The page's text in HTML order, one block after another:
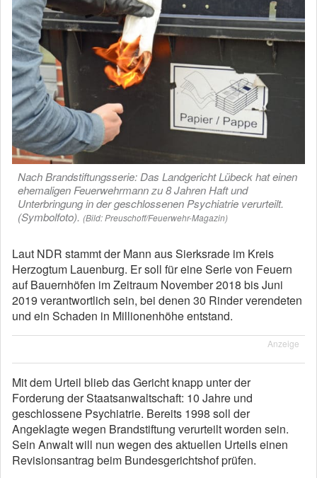
Nach Brandstiftungsserie: Das Landgericht Lübeck hat einen
ehemaligen Feuerwehrmann zu 8 Jahren Haft und
Unterbringung in der geschlossenen Psychiatrie verurteilt.
(Symbolfoto). (Bild: Preuschoff/Feuerwehr-Magazin)
Laut NDR stammt der Mann aus Sierksrade im Kreis
Herzogtum Lauenburg. Er soll für eine Serie von Feuern
auf Bauernhöfen im Zeitraum November 2018 bis Juni
2019 verantwortlich sein, bei denen 30 Rinder verendeten
und ein Schaden in Millionenhöhe entstand.
Anzeige
Mit dem Urteil blieb das Gericht knapp unter der
Forderung der Staatsanwaltschaft: 10 Jahre und
geschlossene Psychiatrie. Bereits 1998 soll der
Angeklagte wegen Brandstiftung verurteilt worden sein.
Sein Anwalt will nun wegen des aktuellen Urteils einen
Revisionsantrag beim Bundesgerichtshof prüfen.